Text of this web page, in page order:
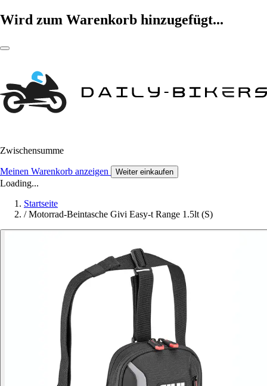
Wird zum Warenkorb hinzugefügt...
Zwischensumme
Meinen Warenkorb anzeigen Weiter einkaufen
Loading...
Startseite
/ Motorrad-Beintasche Givi Easy-t Range 1.5lt (S)